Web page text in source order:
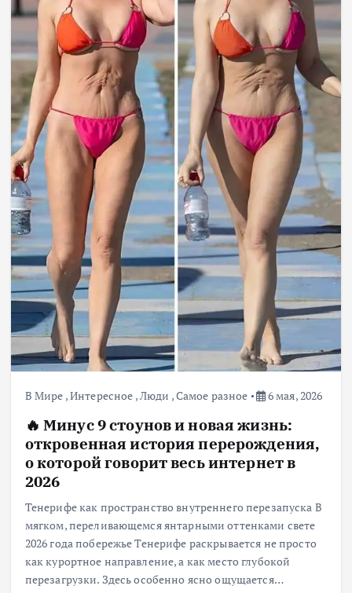
В Мире ,Интересное ,Люди ,Самое разное 6 мая, 2026
🔥 Минус 9 стоунов и новая жизнь:
откровенная история перерождения,
о которой говорит весь интернет в
2026
Тенерифе как пространство внутреннего перезапуска В
мягком, переливающемся янтарными оттенками свете
2026 года побережье Тенерифе раскрывается не просто
как курортное направление, а как место глубокой
перезагрузки. Здесь особенно ясно ощущается…